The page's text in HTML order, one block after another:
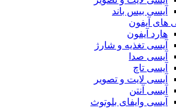
آیسی بیس باند
های آیفون
هارد آیفون
آیسی تغذیه و شارژ
آیسی صدا
آیسی تاچ
آیسی لایت و تصویر
آیسی آنتن
آیسی وایفای بلوتوث